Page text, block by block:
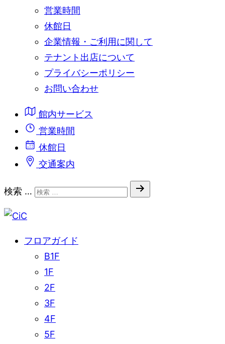
営業時間
休館日
企業情報・ご利用に関して
テナント出店について
プライバシーポリシー
お問い合わせ
館内サービス
営業時間
休館日
交通案内
検索 …
フロアガイド
B1F
1F
2F
3F
4F
5F